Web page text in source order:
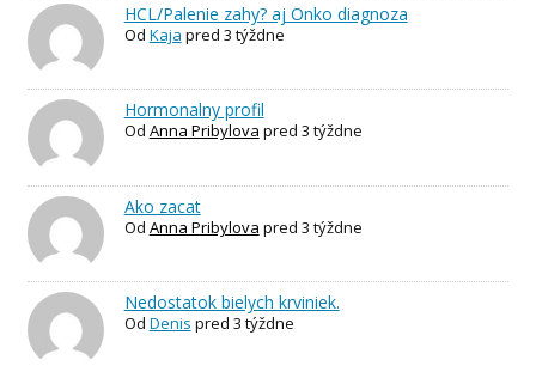
HCL/Palenie zahy? aj Onko diagnoza
Od Kaja pred 3 týždne
Hormonalny profil
Od Anna Pribylova pred 3 týždne
Ako zacat
Od Anna Pribylova pred 3 týždne
Nedostatok bielych krviniek.
Od Denis pred 3 týždne